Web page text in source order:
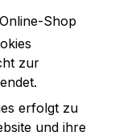
Shop
zur
erfolgt zu
und ihre